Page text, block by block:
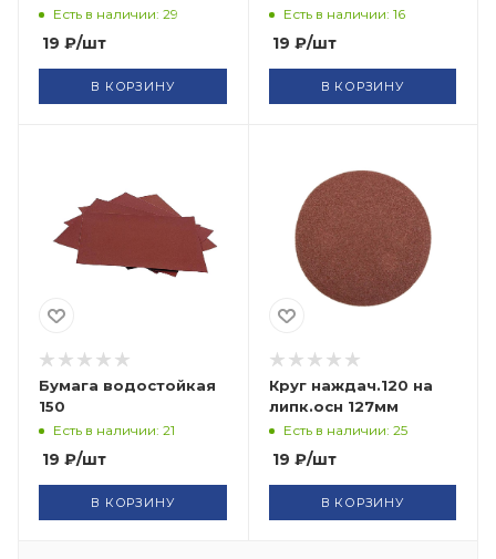
Есть в наличии: 29
19 ₽/шт
В КОРЗИНУ
Есть в наличии: 16
19 ₽/шт
В КОРЗИНУ
Бумага водостойкая
150
Есть в наличии: 21
19 ₽/шт
В КОРЗИНУ
Круг наждач.120 на
липк.осн 127мм
Есть в наличии: 25
19 ₽/шт
В КОРЗИНУ